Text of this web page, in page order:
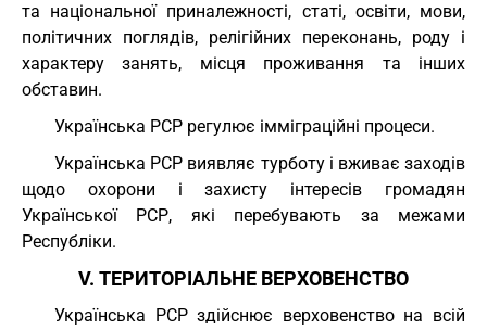
та національної приналежності, статі, освіти, мови,
політичних поглядів, релігійних переконань, роду і
характеру занять, місця проживання та інших
обставин.
Українська РСР регулює імміграційні процеси.
Українська РСР виявляє турботу і вживає заходів
щодо охорони і захисту інтересів громадян
Української РСР, які перебувають за межами
Республіки.
V. ТЕРИТОРІАЛЬНЕ ВЕРХОВЕНСТВО
Українська РСР здійснює верховенство на всій